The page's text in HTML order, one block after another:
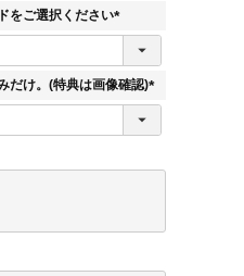
をご選択ください
(
須
だけ。(特典は画像確認)
(
)